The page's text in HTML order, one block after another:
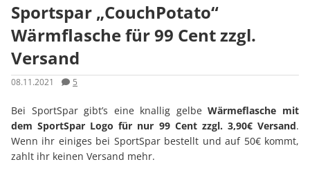
Sportspar „CouchPotato“
Wärmflasche für 99 Cent zzgl.
Versand
08.11.2021 5
Bei SportSpar gibt’s eine knallig gelbeWärmeflasche mit
dem SportSpar Logo für nur 99 Cent zzgl. 3,90€ Versand.
Wenn ihr einiges bei SportSpar bestellt und auf 50€ kommt,
zahlt ihr keinen Versand mehr.